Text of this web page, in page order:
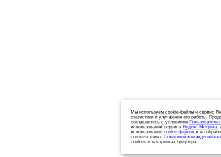
Мы используем cookie-файлы и сервис
статистики и улучшения его работы.
соглашаетесь с условиями
использования сервиса Яндекс.Метрика,
использование cookie-файлов и на
соответствии с Политикой
cookies в настройках браузера.